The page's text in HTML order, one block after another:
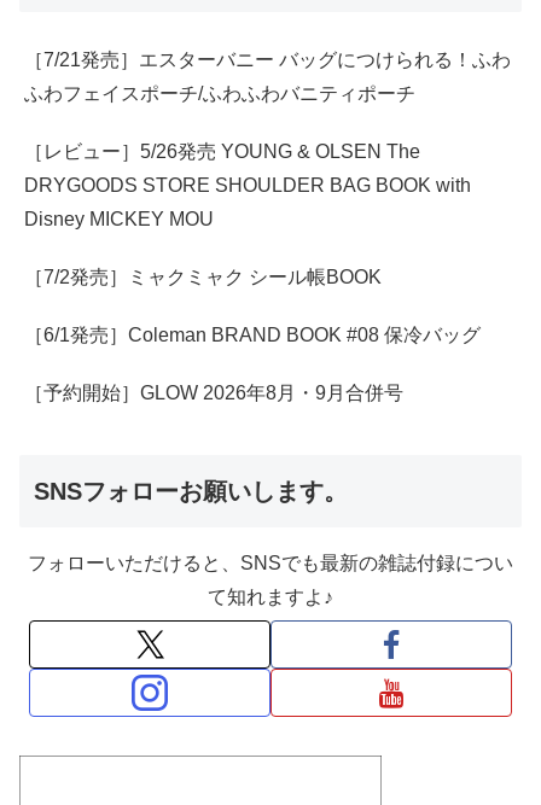
［7/21発売］エスターバニー バッグにつけられる！ふわ
ふわフェイスポーチ/ふわふわバニティポーチ
［レビュー］5/26発売 YOUNG & OLSEN The
DRYGOODS STORE SHOULDER BAG BOOK with
Disney MICKEY MOU
［7/2発売］ミャクミャク シール帳BOOK
［6/1発売］Coleman BRAND BOOK #08 保冷バッグ
［予約開始］GLOW 2026年8月・9月合併号
SNSフォローお願いします。
フォローいただけると、SNSでも最新の雑誌付録につい
て知れますよ♪